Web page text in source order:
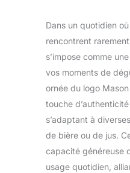
Dans un quotidien
rencontrent
s’impose comme
vos moments de
ornée du logo
touche
s’adaptant à
de bière ou de jus.
capacité généreuse
usage quotidien,